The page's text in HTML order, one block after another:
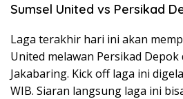
Sumsel United vs Persikad
Laga terakhir hari ini akan
United melawan Persikad Depok
Jakabaring. Kick off laga ini
WIB. Siaran langsung laga ini